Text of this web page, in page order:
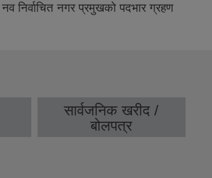
नव निर्वाचित नगर प्रमुखको पदभार ग्रहण
सार्वजनिक खरीद /
बोलपत्र